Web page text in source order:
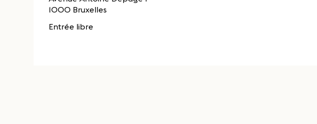
1000 Bruxelles
Entrée libre